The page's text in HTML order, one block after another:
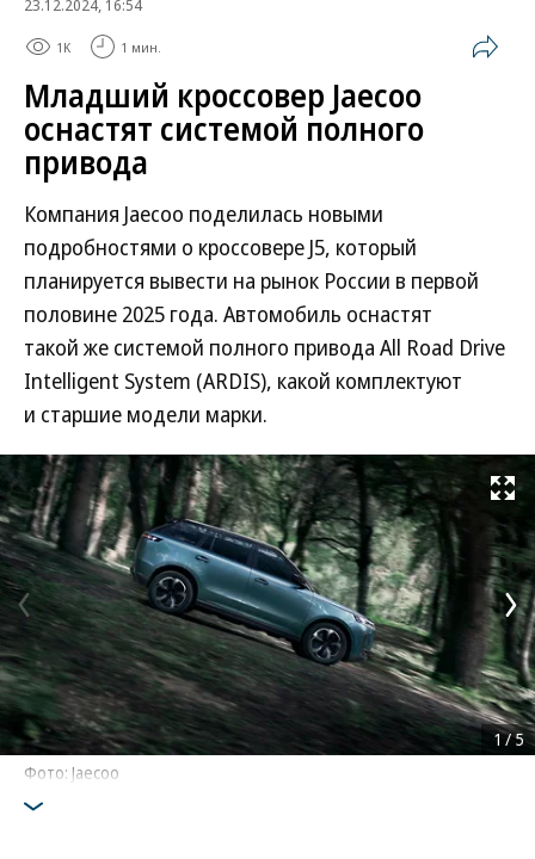
23.12.2024, 16:54
1K 1 мин.
Младший кроссовер Jaecoo
оснастят системой полного
привода
Компания Jaecoo поделилась новыми
подробностями о кроссовере J5, который
планируется вывести на рынок России в первой
половине 2025 года. Автомобиль оснастят
такой же системой полного привода All Road Drive
Intelligent System (ARDIS), какой комплектуют
и старшие модели марки.
Развернуть
Фото: Jaecoo
1/5